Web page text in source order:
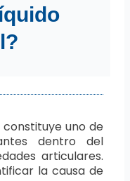
constituye uno de
dentro del
articulares.
la causa de